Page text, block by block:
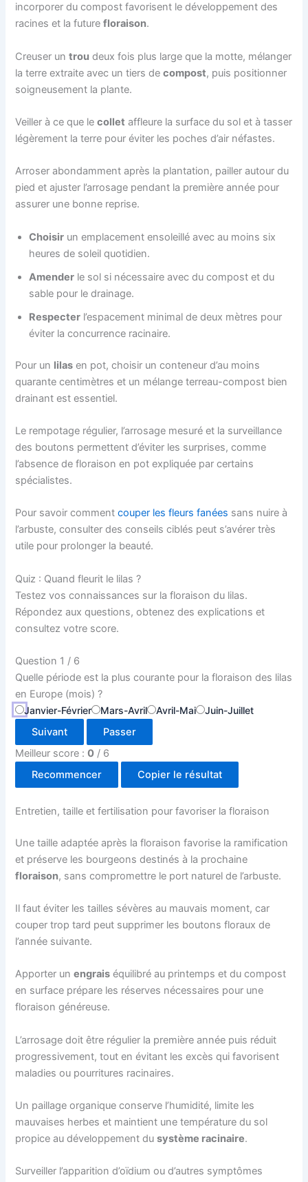
incorporer du compost favorisent le développement des
racines et la futurefloraison.
Creuser untrou deux fois plus large que la motte, mélanger
la terre extraite avec un tiers decompost, puis positionner
soigneusement la plante.
Veiller à ce que lecollet affleure la surface du sol et à tasser
légèrement la terre pour éviter les poches d’air néfastes.
Arroser abondamment après la plantation, pailler autour du
pied et ajuster l’arrosage pendant la première année pour
assurer une bonne reprise.
Choisir un emplacement ensoleillé avec au moins six
heures de soleil quotidien.
Amender le sol si nécessaire avec du compost et du
sable pour le drainage.
Respecter l’espacement minimal de deux mètres pour
éviter la concurrence racinaire.
Pour un lilas en pot, choisir un conteneur d’au moins
quarante centimètres et un mélange terreau-compost bien
drainant est essentiel.
Le rempotage régulier, l’arrosage mesuré et la surveillance
des boutons permettent d’éviter les surprises, comme
l’absence de floraison en pot expliquée par certains
spécialistes.
Pour savoir commentcouper les fleurs fanées sans nuire à
l’arbuste, consulter des conseils ciblés peut s’avérer très
utile pour prolonger la beauté.
Quiz : Quand fleurit le lilas ?
Testez vos connaissances sur la floraison du lilas.
Répondez aux questions, obtenez des explications et
consultez votre score.
Question 1 / 6
Quelle période est la plus courante pour la floraison des lilas
en Europe (mois) ?
Janvier-Février Mars-Avril Avril-Mai Juin-Juillet
Suivant
Passer
Meilleur score :0 / 6
Recommencer
Copier le résultat
Entretien, taille et fertilisation pour favoriser la floraison
Une taille adaptée après la floraison favorise la ramification
et préserve les bourgeons destinés à la prochaine
floraison, sans compromettre le port naturel de l’arbuste.
Il faut éviter les tailles sévères au mauvais moment, car
couper trop tard peut supprimer les boutons floraux de
l’année suivante.
Apporter unengrais équilibré au printemps et du compost
en surface prépare les réserves nécessaires pour une
floraison généreuse.
L’arrosage doit être régulier la première année puis réduit
progressivement, tout en évitant les excès qui favorisent
maladies ou pourritures racinaires.
Un paillage organique conserve l’humidité, limite les
mauvaises herbes et maintient une température du sol
propice au développement dusystème racinaire.
Surveiller l’apparition d’oïdium ou d’autres symptômes